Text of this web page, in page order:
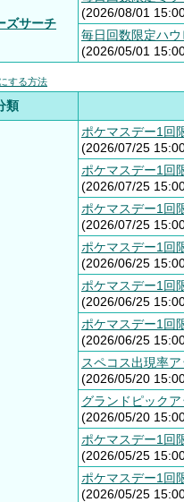
ズサーチ
(2026/08/01
毎日回数限定ハ
(2026/05/01
する方法
類
ポケマスデー1回
(2026/07/25
ポケマスデー1回
(2026/07/25
ポケマスデー1回
(2026/07/25
ポケマスデー1回
(2026/06/25
ポケマスデー1回
(2026/06/25
ポケマスデー1回
(2026/06/25
スペコス出現率
(2026/05/20
グランドピック
(2026/05/20
ポケマスデー1回
(2026/05/25
ポケマスデー1回
(2026/05/25